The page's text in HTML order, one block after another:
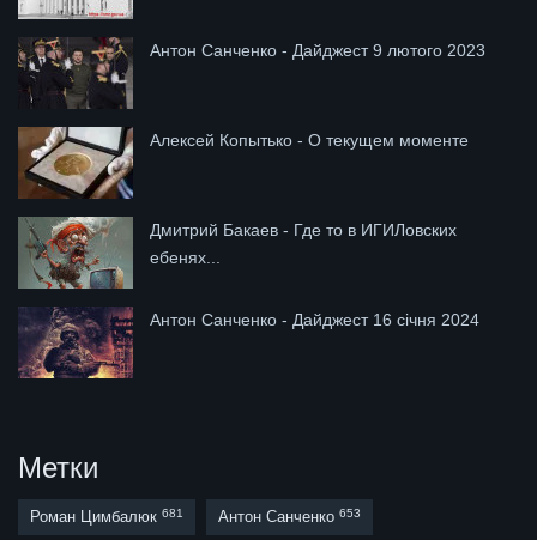
Антон Санченко - Дайджест 9 лютого 2023
Алексей Копытько - О текущем моменте
Дмитрий Бакаев - Где то в ИГИЛовских
ебенях...
Антон Санченко - Дайджест 16 січня 2024
Метки
Роман Цимбалюк 681 Антон Санченко 653